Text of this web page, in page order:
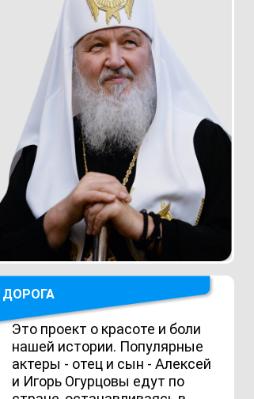
ДОРОГА
Это проект о красоте и боли
нашей истории. Популярные
актеры - отец и сын - Алексей
и Игорь Огурцовы едут по